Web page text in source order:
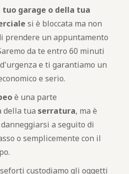
tuo garage o della tua
si è bloccata ma non
prendere un appuntamento
da te entro 60 minuti
e ti garantiamo un
e serio.
è una parte
della tua serratura, ma è
a seguito di
o semplicemente con il
custodiamo gli oggetti